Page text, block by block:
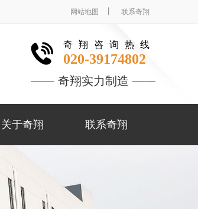
网站地图 联系奇翔
奇翔咨询热线
020-39174802
奇翔实力制造
关于奇翔 联系奇翔